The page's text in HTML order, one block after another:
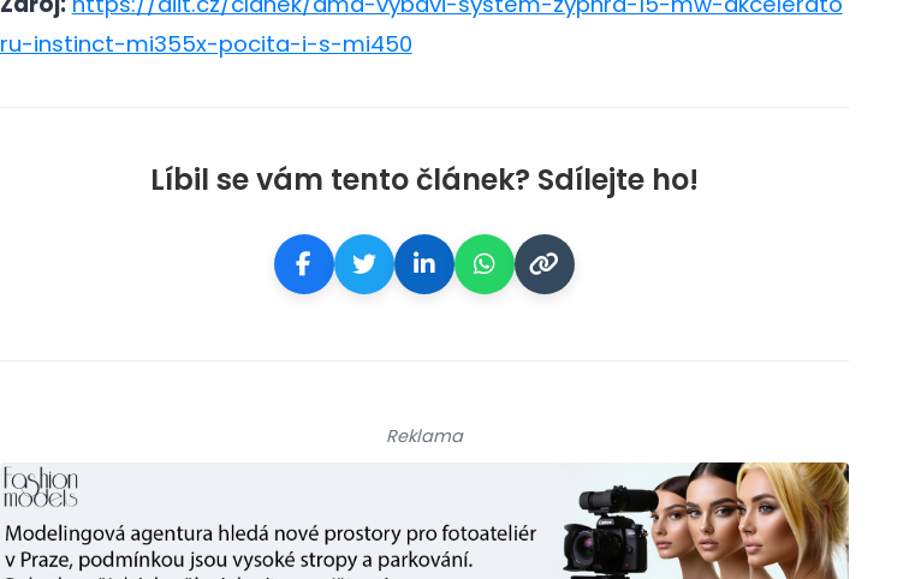
ru-instinct-mi355x-pocita-i-s-mi450
Líbil se vám tento článek? Sdílejte ho!
Reklama